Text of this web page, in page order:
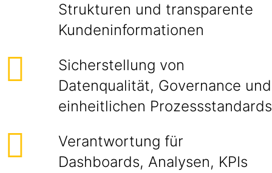
Strukturen und transparente
Kundeninformationen
Sicherstellung von
Datenqualität, Governance und
einheitlichen Prozessstandards
Verantwortung für
Dashboards, Analysen, KPIs